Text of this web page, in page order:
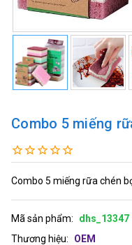
Combo 5 miếng
Combo 5 miếng rữa chén
Mã sản phẩm:
dhs_13347
Thương hiệu:
OEM